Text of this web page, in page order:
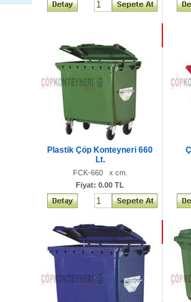
Plastik Çöp Konteyneri 660
Lt.
FCK-660 x cm.
Fiyat: 0.00 TL